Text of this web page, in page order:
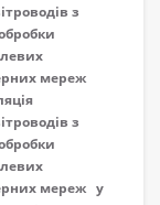
з
мереж
з
мереж у